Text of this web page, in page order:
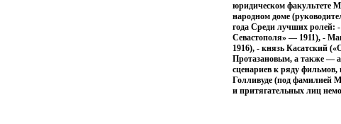
юридическом факультете
народном доме
года Среди лучших ролей:
Севастополя» — 1911), -
1916), - князь Касатский
Протазановым, а также —
сценариев к ряду фильмов,
Голливуде (под фамилией
и притягательных лиц